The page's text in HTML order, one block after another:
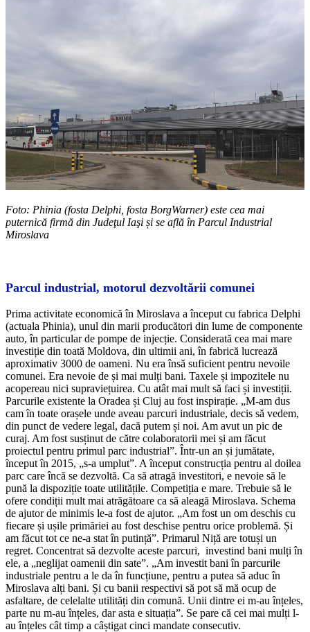
Foto: Phinia (fosta Delphi, fosta BorgWarner) este cea mai
puternică firmă din Judeţul Iaşi și se află în Parcul Industrial
Miroslava
Parcul industrial, motorul dezvoltării comunei
Prima activitate economică în Miroslava a început cu fabrica Delphi
(actuala Phinia), unul din marii producători din lume de componente
auto, în particular de pompe de injecție. Considerată cea mai mare
investiție din toată Moldova, din ultimii ani, în fabrică lucrează
aproximativ 3000 de oameni. Nu era însă suficient pentru nevoile
comunei. Era nevoie de și mai mulți bani. Taxele și impozitele nu
acopereau nici supraviețuirea. Cu atât mai mult să faci și investiții.
Parcurile existente la Oradea și Cluj au fost inspirație. „M-am dus
cam în toate orașele unde aveau parcuri industriale, decis să vedem,
din punct de vedere legal, dacă putem și noi. Am avut un pic de
curaj. Am fost susținut de către colaboratorii mei și am făcut
proiectul pentru primul parc industrial”. Într-un an și jumătate,
început în 2015, „s-a umplut”. A început construcția pentru al doilea
parc care încă se dezvoltă. Ca să atragă investitori, e nevoie să le
pună la dispoziție toate utilitățile. Competiția e mare. Trebuie să le
ofere condiții mult mai atrăgătoare ca să aleagă Miroslava. Schema
de ajutor de minimis le-a fost de ajutor. „Am fost un om deschis cu
fiecare și ușile primăriei au fost deschise pentru orice problemă. Și
am făcut tot ce ne-a stat în putință”. Primarul Niță are totuși un
regret. Concentrat să dezvolte aceste parcuri, investind bani mulți în
ele, a „neglijat oamenii din sate”. „Am investit bani în parcurile
industriale pentru a le da în funcțiune, pentru a putea să aduc în
Miroslava alți bani. Și cu banii respectivi să pot să mă ocup de
asfaltare, de celelalte utilități din comună. Unii dintre ei m-au înțeles,
parte nu m-au înțeles, dar asta e situația”. Se pare că cei mai mulți l-
au înțeles cât timp a câștigat cinci mandate consecutiv.